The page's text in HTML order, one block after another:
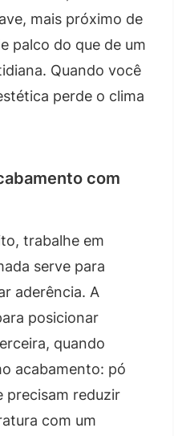
mais próximo de
palco do que de um
Quando você
perde o clima
com
trabalhe em
serve para
aderência. A
posicionar
quando
acabamento: pó
precisam reduzir
com um